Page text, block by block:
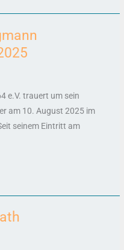
e.V. trauert um sein
am 10. August 2025 im
seinem Eintritt am